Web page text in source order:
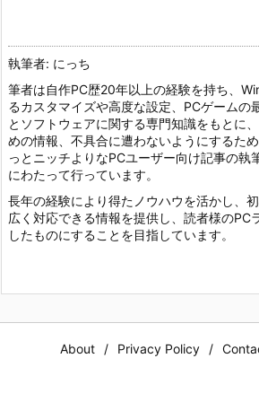
執筆者: にっち
筆者は自作PC歴20年以上の経験を持ち、
るカスタマイズや高度な設定、PCゲームの
とソフトウェアに関する専門知識をもとに
めの情報、不具合に遭わないようにするた
っとニッチよりなPCユーザー向け記事の執
にわたって行っています。
長年の経験により得たノウハウを活かし、
広く対応できる情報を提供し、読者様のPC
したものにすることを目指しています。
About Privacy Policy